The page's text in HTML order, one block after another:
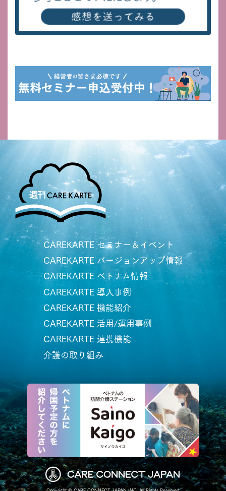
CAREKARTE セミナー＆イベント
CAREKARTE バージョンアップ情報
CAREKARTE ベトナム情報
CAREKARTE 導入事例
CAREKARTE 機能紹介
CAREKARTE 活用/運用事例
CAREKARTE 連携機能
介護の取り組み